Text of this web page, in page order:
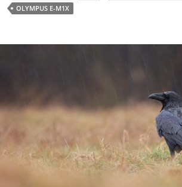
OLYMPUS E-M1X